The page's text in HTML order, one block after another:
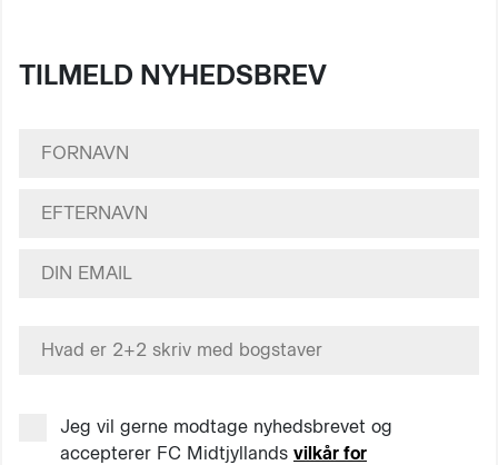
TILMELD NYHEDSBREV
Jeg vil gerne modtage nyhedsbrevet og
accepterer FC Midtjyllands vilkår for